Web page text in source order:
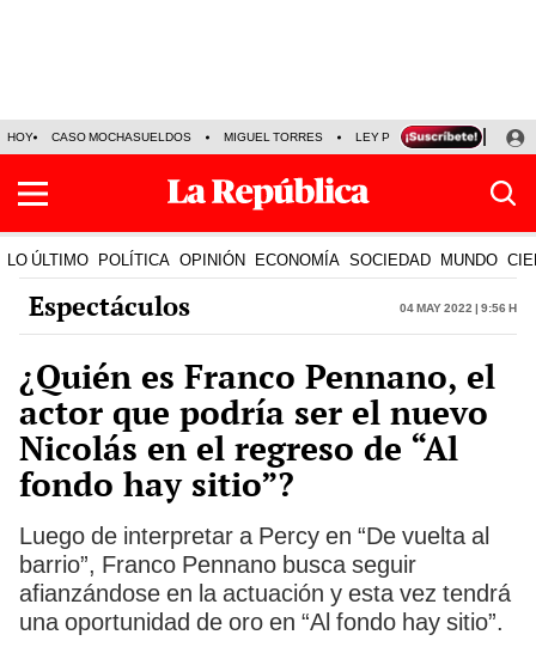
HOY CASO MOCHASUELDOS MIGUEL TORRES LEY PULPÍN PRECIO DEL
LO ÚLTIMO POLÍTICA OPINIÓN ECONOMÍA SOCIEDAD MUNDO
Espectáculos 04 May 2022 | 9:56 h
¿Quién es Franco Pennano, el
actor que podría ser el nuevo
Nicolás en el regreso de “Al
fondo hay sitio”?
Luego de interpretar a Percy en “De vuelta al
barrio”, Franco Pennano busca seguir
afianzándose en la actuación y esta vez tendrá
una oportunidad de oro en “Al fondo hay sitio”.